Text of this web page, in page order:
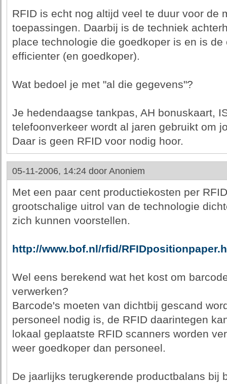
RFID is echt nog altijd veel te duur voor de
toepassingen. Daarbij is de techniek
place technologie die goedkoper is en is
efficienter (en goedkoper).
Wat bedoel je met "al die gegevens"?
Je hedendaagse tankpas, AH bonuskaart,
telefoonverkeer wordt al jaren gebruikt om
Daar is geen RFID voor nodig hoor.
05-11-2006, 14:24 door Anoniem
Met een paar cent productiekosten per
grootschalige uitrol van de technologie
zich kunnen voorstellen.
http://www.bof.nl/rfid/
Wel eens berekend wat het kost om
verwerken?
Barcode's moeten van dichtbij gescand
personeel nodig is, de RFID daarintegen
lokaal geplaatste RFID scanners worden
weer goedkoper dan personeel.
De jaarlijks terugkerende productbalans bij